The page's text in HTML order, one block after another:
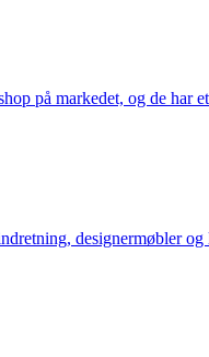
på markedet, og de har
designermøbler